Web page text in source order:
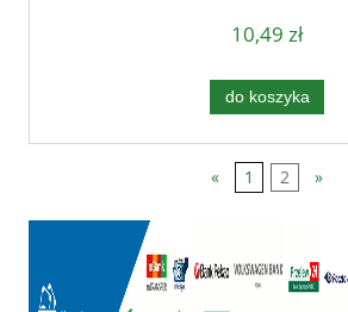
10,49 zł
do koszyka
« 1 2 »